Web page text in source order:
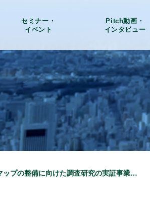
セミナー・
イベント
Pitch動画・
インタビュー
DataLabs、デジタル庁によるテクノロジーマップの整備に向けた調査研究の実証事業に採択